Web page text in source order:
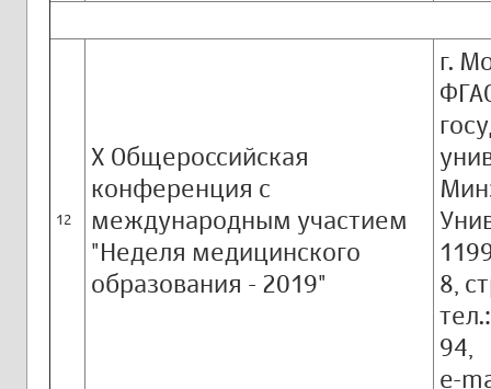
12
X Общероссийская
конференция с
международным участием
"Неделя медицинского
образования - 2019"
г.
8,
94,
e-